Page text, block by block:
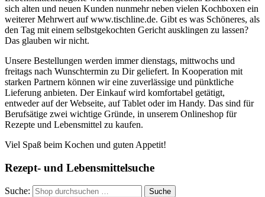
sich alten und neuen Kunden nunmehr neben vielen Kochboxen ein
weiterer Mehrwert auf www.tischline.de. Gibt es was Schöneres, als
den Tag mit einem selbstgekochten Gericht ausklingen zu lassen?
Das glauben wir nicht.
Unsere Bestellungen werden immer dienstags, mittwochs und
freitags nach Wunschtermin zu Dir geliefert. In Kooperation mit
starken Partnern können wir eine zuverlässige und pünktliche
Lieferung anbieten. Der Einkauf wird komfortabel getätigt,
entweder auf der Webseite, auf Tablet oder im Handy. Das sind für
Berufsätige zwei wichtige Gründe, in unserem Onlineshop für
Rezepte und Lebensmittel zu kaufen.
Viel Spaß beim Kochen und guten Appetit!
Rezept- und Lebensmittelsuche
Suche: Suche